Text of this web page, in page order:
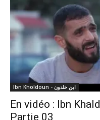
Ibn Kholdoun - ابن خلدون
En vidéo : Ibn
Partie 03